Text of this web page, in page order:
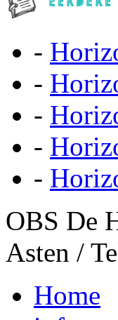
-
-
-
-
-
OBS De
Asten /
Home